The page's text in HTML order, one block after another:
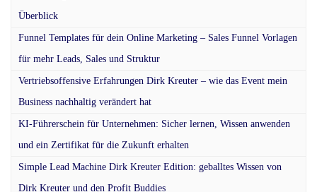
Überblick
Funnel Templates für dein Online Marketing – Sales Funnel Vorlagen
für mehr Leads, Sales und Struktur
Vertriebsoffensive Erfahrungen Dirk Kreuter – wie das Event mein
Business nachhaltig verändert hat
KI-Führerschein für Unternehmen: Sicher lernen, Wissen anwenden
und ein Zertifikat für die Zukunft erhalten
Simple Lead Machine Dirk Kreuter Edition: geballtes Wissen von
Dirk Kreuter und den Profit Buddies